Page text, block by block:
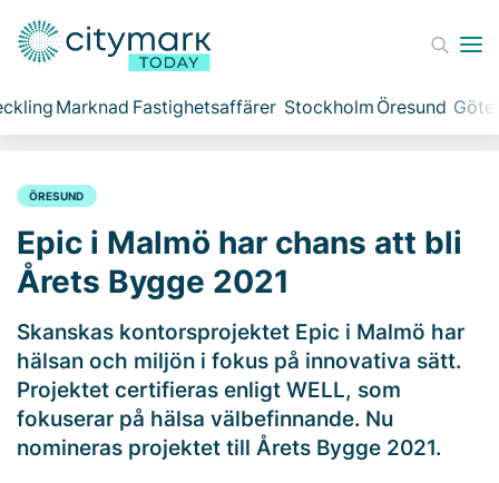
Marknad Fastighetsaffärer Stockholm Öresund
ÖRESUND
Epic i Malmö har chans att bli
Årets Bygge 2021
Skanskas kontorsprojektet Epic i Malmö har
hälsan och miljön i fokus på innovativa sätt.
Projektet certifieras enligt WELL, som
fokuserar på hälsa välbefinnande. Nu
nomineras projektet till Årets Bygge 2021.